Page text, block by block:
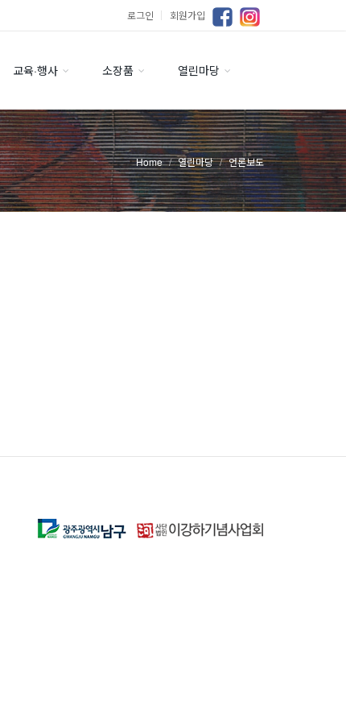
로그인 ｜ 회원가입
교육·행사 소장품 열린마당
Home 열린마당 언론보도